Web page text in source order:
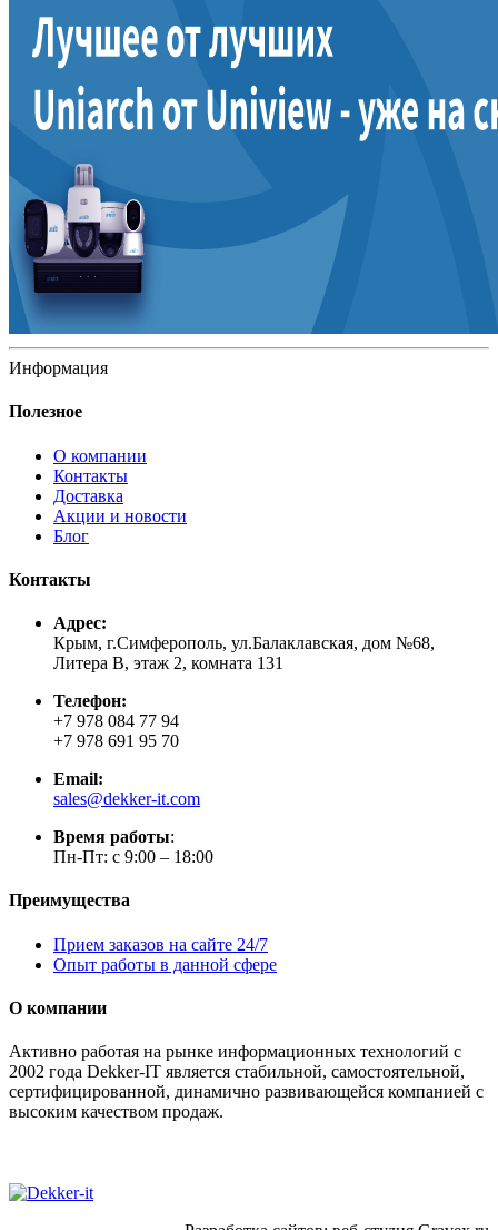
Информация
Полезное
О компании
Контакты
Доставка
Акции и новости
Блог
Контакты
Адрес:
Крым, г.Симферополь, ул.Балаклавская, дом №68,
Литера В, этаж 2, комната 131
Телефон:
+7 978 084 77 94
+7 978 691 95 70
Email:
sales@dekker-it.com
Время работы:
Пн-Пт: с 9:00 – 18:00
Преимущества
Прием заказов на сайте 24/7
Опыт работы в данной сфере
О компании
Активно работая на рынке информационных технологий с
2002 года Dekker-IT является стабильной, самостоятельной,
сертифицированной, динамично развивающейся компанией с
высоким качеством продаж.